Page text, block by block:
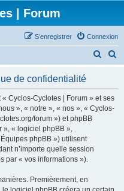
| Forum
Connexion
S’enregistrer
h
e
de confidentialité
Cyclos-Cyclotes | Forum » et ses
», « notre », « nos », « Cyclos-
forum ») et phpBB
», « logiciel phpBB »,
phpBB ») utilisent
n’importe quelle session
par « vos informations »).
Premièrement, en